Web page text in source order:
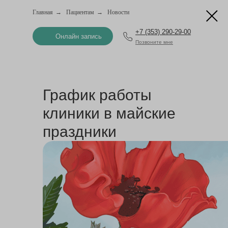
Главная → Пациентам → Новости
Онлайн запись
Позвоните мне
+7 (353) 290-29-00
График работы
клиники в майские
праздники